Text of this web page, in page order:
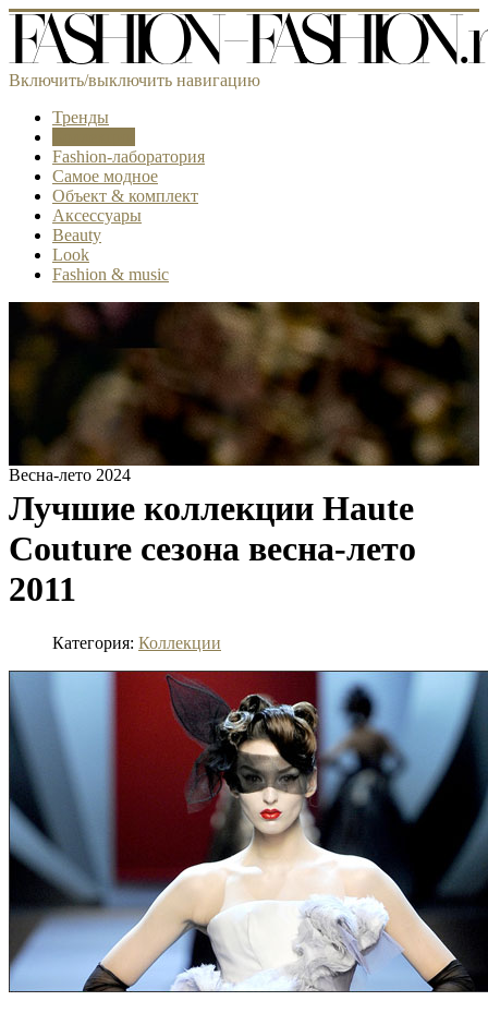
Включить/выключить навигацию
Тренды
Fashion-лаборатория
Самое модное
Объект & комплект
Аксессуары
Beauty
Look
Fashion & music
Весна-лето 2024
Лучшие коллекции Haute
Couture сезона весна-лето
2011
Категория: Коллекции